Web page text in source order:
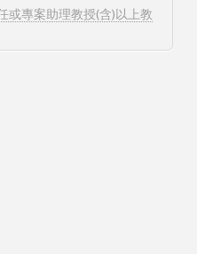
或專案助理教授(含)以上教